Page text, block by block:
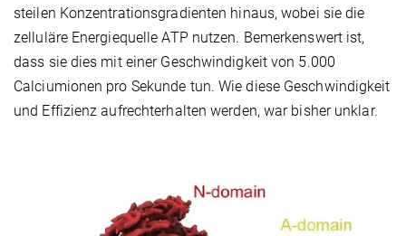
steilen Konzentrationsgradienten hinaus, wobei sie die
zelluläre Energiequelle ATP nutzen. Bemerkenswert ist,
dass sie dies mit einer Geschwindigkeit von 5.000
Calciumionen pro Sekunde tun. Wie diese Geschwindigkeit
und Effizienz aufrechterhalten werden, war bisher unklar.